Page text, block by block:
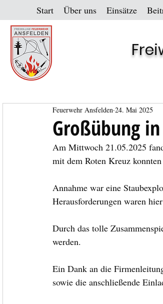
Start Über uns Einsätze
Großübung
Feuerwehr Ansfelden 24. Mai 2025
Am Mittwoch 21.05.2025
mit dem Roten Kreuz
Annahme war eine
Herausforderungen waren
Durch das tolle
werden.
Ein Dank an die
sowie die anschließende